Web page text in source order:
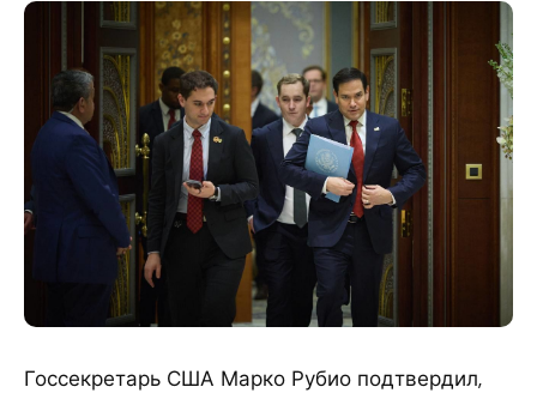
Госсекретарь США Марко Рубио подтвердил,